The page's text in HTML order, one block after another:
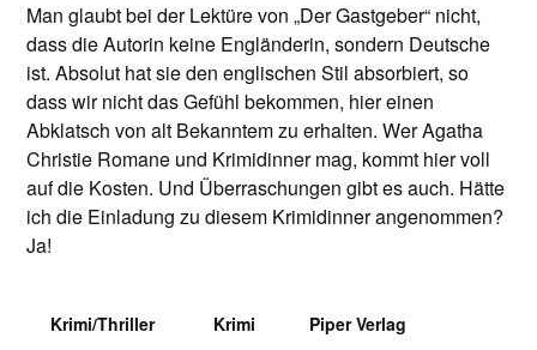
Man glaubt bei der Lektüre von „Der Gastgeber“ nicht,
dass die Autorin keine Engländerin, sondern Deutsche
ist. Absolut hat sie den englischen Stil absorbiert, so
dass wir nicht das Gefühl bekommen, hier einen
Abklatsch von alt Bekanntem zu erhalten. Wer Agatha
Christie Romane und Krimidinner mag, kommt hier voll
auf die Kosten. Und Überraschungen gibt es auch. Hätte
ich die Einladung zu diesem Krimidinner angenommen?
Ja!
Krimi/Thriller Krimi Piper Verlag